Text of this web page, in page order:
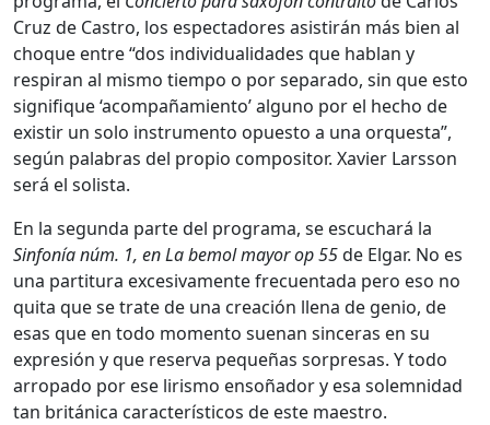
Cruz de Castro, los espectadores asistirán más bien al
choque entre “dos individualidades que hablan y
respiran al mismo tiempo o por separado, sin que esto
signifique ‘acompañamiento’ alguno por el hecho de
existir un solo instrumento opuesto a una orquesta”,
según palabras del propio compositor. Xavier Larsson
será el solista.
En la segunda parte del programa, se escuchará la
Sinfonía núm. 1, en La bemol mayor op 55de Elgar. No es
una partitura excesivamente frecuentada pero eso no
quita que se trate de una creación llena de genio, de
esas que en todo momento suenan sinceras en su
expresión y que reserva pequeñas sorpresas. Y todo
arropado por ese lirismo ensoñador y esa solemnidad
tan británica característicos de este maestro.